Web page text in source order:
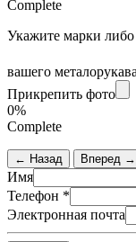
Complete
Укажите марки
вашего металорукава
Прикрепить фото
0%
Complete
← Назад Вперед →
Имя
Телефон *
Электронная почта